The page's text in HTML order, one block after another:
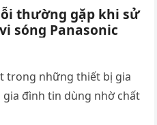
thường gặp khi sử
sóng Panasonic
trong những thiết bị gia
đình tin dùng nhờ chất